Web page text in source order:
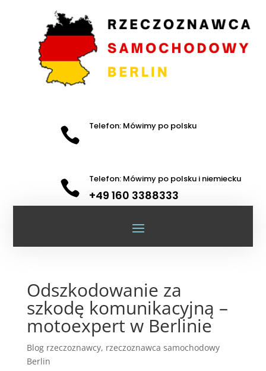
 Telefon: Mówimy po polsku
 Telefon: Mówimy po polsku i niemiecku
+49 160 3388333
Odszkodowanie za
szkodę komunikacyjną –
motoexpert w Berlinie
Blog rzeczoznawcy, rzeczoznawca samochodowy
Berlin